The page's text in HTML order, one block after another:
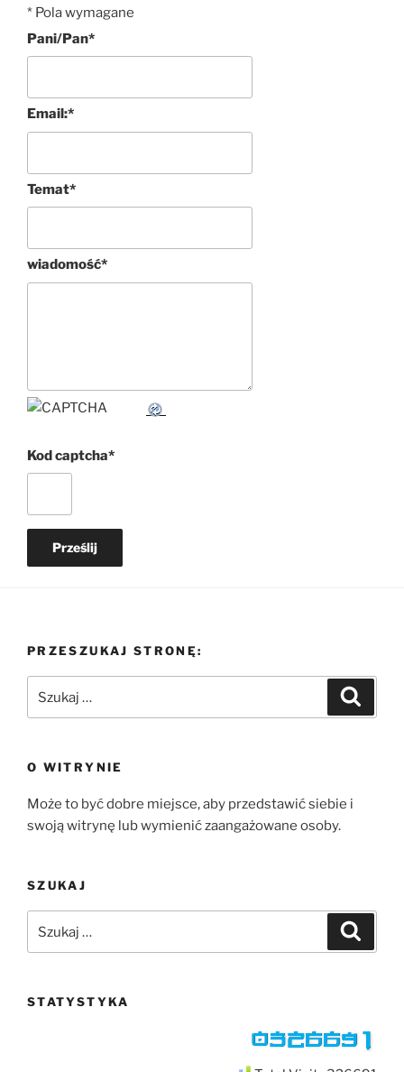
* Pola wymagane
Pani/Pan*
Email:*
Temat*
wiadomość*
Kod captcha*
PRZESZUKAJ STRONĘ:
O WITRYNIE
Może to być dobre miejsce, aby przedstawić siebie i
swoją witrynę lub wymienić zaangażowane osoby.
SZUKAJ
STATYSTYKA